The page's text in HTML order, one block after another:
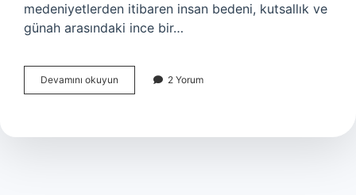
medeniyetlerden itibaren insan bedeni, kutsallık ve
günah arasındaki ince bir…
Devamını okuyun
çekince
neden
2 Yorum